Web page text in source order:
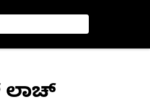
ಲಾಚ್